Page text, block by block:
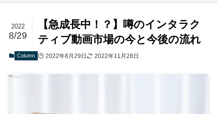
【急成長中！？】噂のインタラク
ティブ動画市場の今と今後の流れ
2022
8/29
Column 2022年8月29日 2022年11月28日